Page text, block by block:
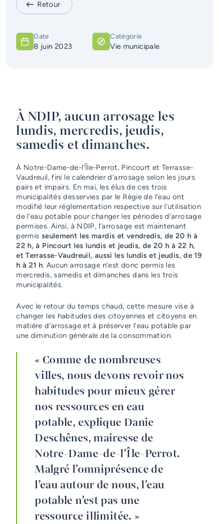
Services d'alerte
Retour
Date
8 juin 2023
Catégorie
Vie municipale
À NDIP, aucun arrosage les
lundis, mercredis, jeudis,
samedis et dimanches.
À Notre-Dame-de-l’Île-Perrot, Pincourt et Terrasse-
Vaudreuil, fini le calendrier d’arrosage selon les jours
pairs et impairs. En mai, les élus de ces trois
municipalités desservies par le Régie de l’eau ont
modifié leur réglementation respective sur l’utilisation
de l’eau potable pour changer les périodes d’arrosage
permises. Ainsi, à NDIP, l’arrosage est maintenant
permis seulement les mardis et vendredis, de 20 h à
22 h, à Pincourt les lundis et jeudis, de 20 h à 22 h,
et Terrasse-Vaudreuil, aussi les lundis et jeudis, de 19
h à 21 h. Aucun arrosage n’est donc permis les
mercredis, samedis et dimanches dans les trois
municipalités.
Avec le retour du temps chaud, cette mesure vise à
changer les habitudes des citoyennes et citoyens en
matière d’arrosage et à préserver l’eau potable par
une diminution générale de la consommation.
« Comme de nombreuses
villes, nous devons revoir nos
habitudes pour mieux gérer
nos ressources en eau
potable, explique Danie
Deschênes, mairesse de
Notre-Dame-de-l’Île-Perrot.
Malgré l’omniprésence de
l’eau autour de nous, l’eau
potable n’est pas une
ressource illimitée. »